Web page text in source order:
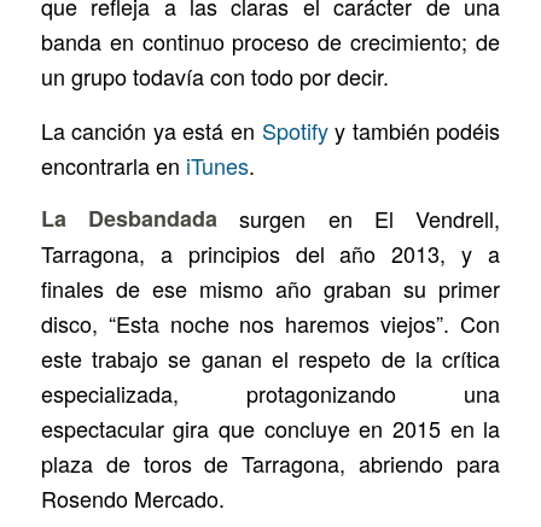
que refleja a las claras el carácter de una
banda en continuo proceso de crecimiento; de
un grupo todavía con todo por decir.
La canción ya está en Spotifyy también podéis
encontrarla en iTunes.
La Desbandadasurgen en El Vendrell,
Tarragona, a principios del año 2013, y a
finales de ese mismo año graban su primer
disco, “Esta noche nos haremos viejos”. Con
este trabajo se ganan el respeto de la crítica
especializada, protagonizando una
espectacular gira que concluye en 2015 en la
plaza de toros de Tarragona, abriendo para
Rosendo Mercado.